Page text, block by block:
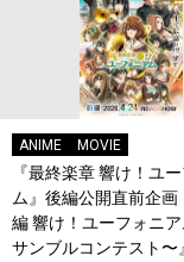
ANIME MOVIE
『最終楽章 響け！ユ
ム』後編公開直前企画
編 響け！ユーフォニ
サンブルコンテスト〜